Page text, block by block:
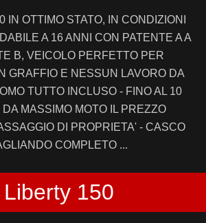
IN OTTIMO STATO, IN CONDIZIONI
A 16 ANNI CON PATENTE A A
B, VEICOLO PERFETTO PER
GRAFFIO E NESSUN LAVORO DA
TUTTO INCLUSO - FINO AL 10
MASSIMO MOTO IL PREZZO
DI PROPRIETA' - CASCO
COMPLETO ...
150